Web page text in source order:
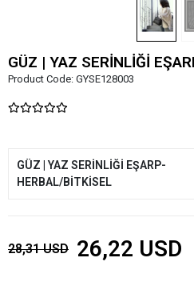
GÜZ | YAZ SERİNLİĞİ
Product Code: GYSE128003
GÜZ | YAZ SERİNLİĞİ EŞARP-
HERBAL/BİTKİSEL
28,31 USD 26,22 USD